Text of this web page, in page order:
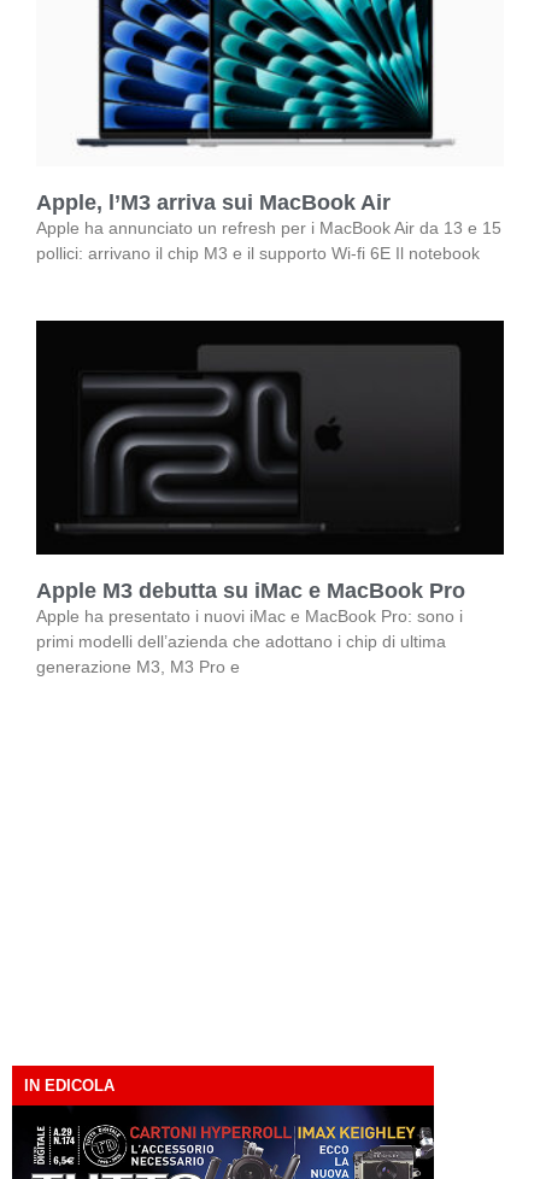
Apple, l’M3 arriva sui MacBook Air
Apple ha annunciato un refresh per i MacBook Air da 13 e 15
pollici: arrivano il chip M3 e il supporto Wi-fi 6E Il notebook
Apple M3 debutta su iMac e MacBook Pro
Apple ha presentato i nuovi iMac e MacBook Pro: sono i
primi modelli dell’azienda che adottano i chip di ultima
generazione M3, M3 Pro e
IN EDICOLA